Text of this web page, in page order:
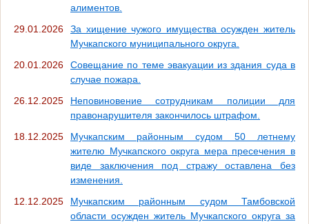
алиментов.
29.01.2026
За хищение чужого имущества осужден житель
Мучкапского муниципального округа.
20.01.2026
Совещание по теме эвакуации из здания суда в
случае пожара.
26.12.2025
Неповиновение сотрудникам полиции для
правонарушителя закончилось штрафом.
18.12.2025
Мучкапским районным судом 50 летнему
жителю Мучкапского округа мера пресечения в
виде заключения под стражу оставлена без
изменения.
12.12.2025
Мучкапским районным судом Тамбовской
области осужден житель Мучкапского округа за